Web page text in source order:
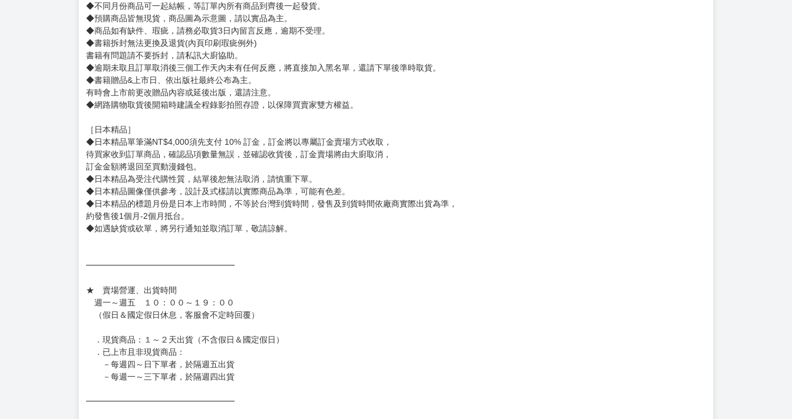
◆不同月份商品可一起結帳，等訂單內所有商品到齊後一起發貨。
◆預購商品皆無現貨，商品圖為示意圖，請以實品為主。
◆商品如有缺件、瑕疵，請務必取貨3日內留言反應，逾期不受理。
◆書籍拆封無法更換及退貨(內頁印刷瑕疵例外)
書籍有問題請不要拆封，請私訊大廚協助。
◆逾期未取且訂單取消後三個工作天內未有任何反應，將直接加入黑名單，還請下單後準時取貨。
◆書籍贈品&上市日、依出版社最終公布為主。
有時會上市前更改贈品內容或延後出版，還請注意。
◆網路購物取貨後開箱時建議全程錄影拍照存證，以保障買賣家雙方權益。
［日本精品］
◆日本精品單筆滿NT$4,000須先支付 10% 訂金，訂金將以專屬訂金賣場方式收取，
待買家收到訂單商品，確認品項數量無誤，並確認收貨後，訂金賣場將由大廚取消，
訂金金額將退回至買動漫錢包。
◆日本精品為受注代購性質，結單後恕無法取消，請慎重下單。
◆日本精品圖像僅供參考，設計及式樣請以實際商品為準，可能有色差。
◆日本精品的標題月份是日本上市時間，不等於台灣到貨時間，發售及到貨時間依廠商實際出貨為準，
約發售後1個月-2個月抵台。
◆如遇缺貨或砍單，將另行通知並取消訂單，敬請諒解。
━━━━━━━━━━━━━━━━━━
★ 賣場營運、出貨時間
週一～週五 １０：００～１９：００
（假日＆國定假日休息，客服會不定時回覆）
．現貨商品：１～２天出貨（不含假日＆國定假日）
．已上市且非現貨商品：
－每週四～日下單者，於隔週五出貨
－每週一～三下單者，於隔週四出貨
━━━━━━━━━━━━━━━━━━